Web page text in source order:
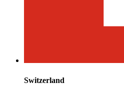
Switzerland